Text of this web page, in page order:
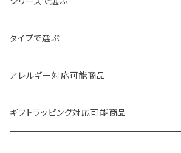
シルバー
クリア
その他
パール・ビーズ
天然石・スワロフスキー
フラワー・ハート
タイプで選ぶ
ロング
ボリューム
アレルギー対応可能商品
ピアス
ギフトラッピング対応可能商品